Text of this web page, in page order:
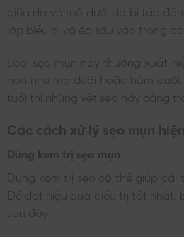
giữa da và mô dưới da bị tác
lớp biểu bì và ép sâu vào trong da.
Loại sẹo mụn này thường xuất
hơn như má dưới hoặc hàm
tuổi thì những vết sẹo này càng
Các cách xử lý sẹo mụn
Dùng kem trị sẹo mụn
Dùng kem trị sẹo có thể giúp cải
Để đạt hiệu quả điều trị tốt nhất,
sau đây: